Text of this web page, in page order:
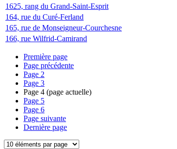
1625, rang du Grand-Saint-Esprit
164, rue du Curé-Ferland
165, rue de Monseigneur-Courchesne
166, rue Wilfrid-Camirand
Première page
Page précédente
Page 2
Page 3
Page 4 (page actuelle)
Page 5
Page 6
Page suivante
Dernière page